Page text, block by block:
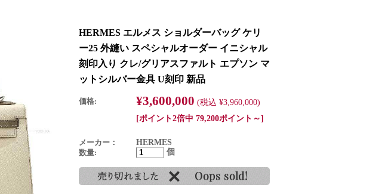
HERMES エルメス ショルダーバッグ ケリ
ー25 外縫い スペシャルオーダー イニシャル
刻印入り クレ/グリアスファルト エプソン マ
ットシルバー金具 U刻印 新品
価格: ¥3,600,000 (税込 ¥3,960,000)
[ポイント2倍中 79,200ポイント～]
メーカー：
HERMES
数量:
個